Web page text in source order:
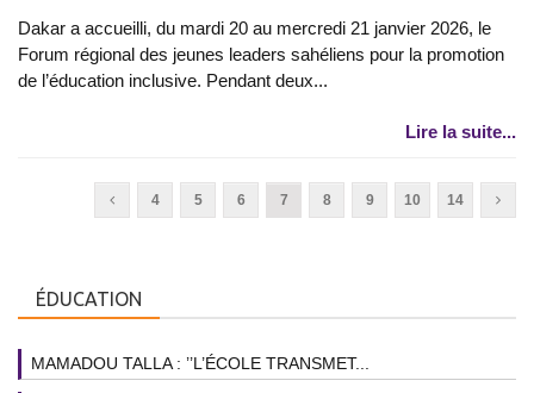
Dakar a accueilli, du mardi 20 au mercredi 21 janvier 2026, le
Forum régional des jeunes leaders sahéliens pour la promotion
de l’éducation inclusive. Pendant deux...
Lire la suite...
4 5 6 7 8 9 10 14
ÉDUCATION
MAMADOU TALLA : ’’L’ÉCOLE TRANSMET...